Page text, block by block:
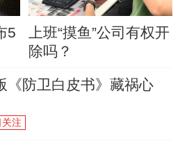
5
上班“摸鱼”公司有权开
除吗？
《防卫白皮书》藏祸心
注